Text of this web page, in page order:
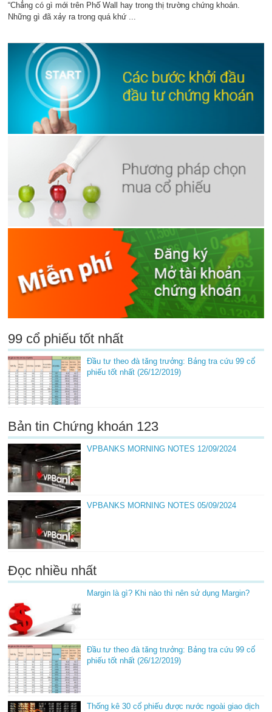
“Chẳng có gì mới trên Phố Wall hay trong thị trường chứng khoán.
Những gì đã xảy ra trong quá khứ ...
99 cổ phiếu tốt nhất
Đầu tư theo đà tăng trưởng: Bảng tra cứu 99 cổ
phiếu tốt nhất (26/12/2019)
Bản tin Chứng khoán 123
VPBANKS MORNING NOTES 12/09/2024
VPBANKS MORNING NOTES 05/09/2024
Đọc nhiều nhất
Margin là gì? Khi nào thì nên sử dụng Margin?
Đầu tư theo đà tăng trưởng: Bảng tra cứu 99 cổ
phiếu tốt nhất (26/12/2019)
Thống kê 30 cổ phiếu được nước ngoài giao dịch